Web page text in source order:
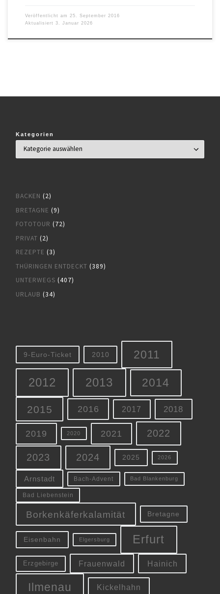
Veröffentlicht am
25. September 2016
Aktualisiert 3. Januar 2026
Kategorien
BACKEN (2)
BRETAGNE (9)
FOTOTOUR (72)
PRIVAT (2)
REZEPTE (3)
THÜRINGEN ENTDECKT (389)
UNTERWEGS (407)
URLAUB (34)
9-Euro-Ticket 2010 2011
2012 2013 2014
2015 2016 2017 2018
2019 2020 2021 2022
2023 2024 2025 2026
Arnstadt Bach-Advent Bad Blankenburg
Bad Liebenstein
Borkenkäferkalamität Bretagne
Eisenbahn Elgersburg Erfurt
Erzgebirge Frauenwald Hainich
Ilmenau Kickelhahn